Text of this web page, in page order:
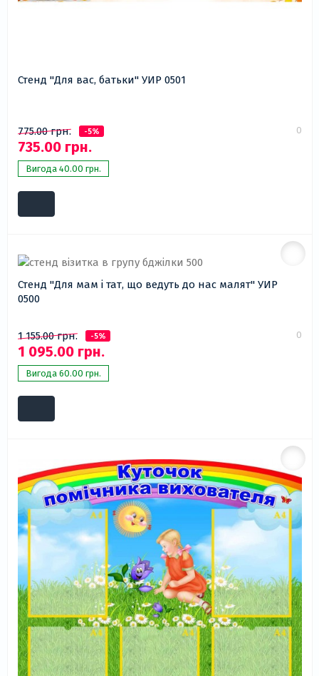
Стенд "Для вас, батьки" УИР 0501
775.00 грн. -5%
735.00 грн.
Вигода 40.00 грн.
0
Стенд "Для мам і тат, що ведуть до нас малят" УИР
0500
1 155.00 грн. -5%
1 095.00 грн.
Вигода 60.00 грн.
0